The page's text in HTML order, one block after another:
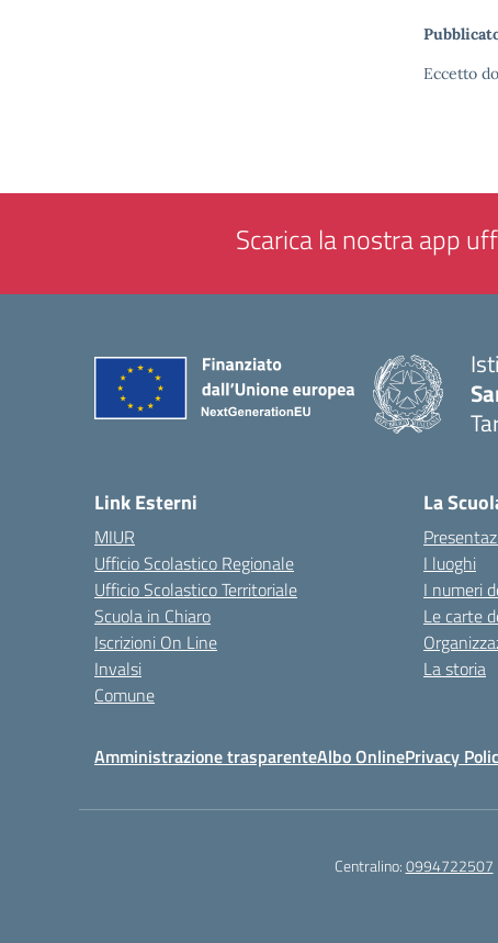
Eccetto
Scarica la nostra app
Link Esterni
MIUR
Ufficio Scolastico Regionale
Ufficio Scolastico Territoriale
Scuola in Chiaro
Iscrizioni On Line
Invalsi
Comune
La
I luoghi
I numeri
Le carte
La storia
Amministrazione trasparenteAlbo OnlinePrivacy
Centralino:0994722507